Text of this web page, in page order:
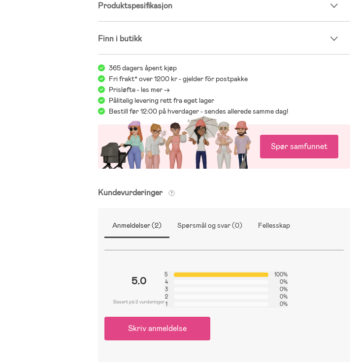
Produktspesifikasjon
Finn i butikk
365 dagers åpent kjøp
Fri frakt* over 1200 kr - gjelder för postpakke
Prisløfte - les mer ->
Pålitelig levering rett fra eget lager
Bestill før 12:00 på hverdager - sendes allerede samme dag!
Spør samfunnet
Kundevurderinger
Anmeldelser (2) Spørsmål og svar (0) Fellesskap
5.0
Basert på 2 vurderinger
5
100%
4
0%
3
0%
2
0%
1
0%
Skriv anmeldelse